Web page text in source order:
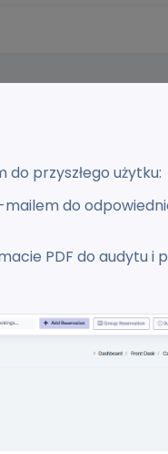
przyszłego użytku:
mailem do
PDF do audytu i